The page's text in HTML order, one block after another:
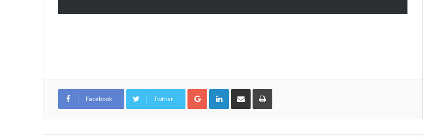
Facebook Twitter
Google+ LinkedIn